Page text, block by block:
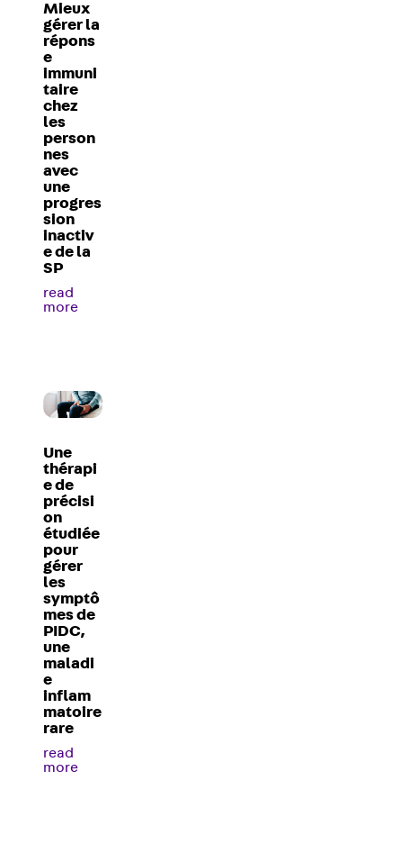
Mieux
gérer la
répons
e
immuni
taire
chez
les
person
nes
avec
une
progres
sion
inactiv
e de la
SP
read
more
Une
thérapi
e de
précisi
on
étudiée
pour
gérer
les
symptô
mes de
PIDC,
une
maladi
e
inflam
matoire
rare
read
more